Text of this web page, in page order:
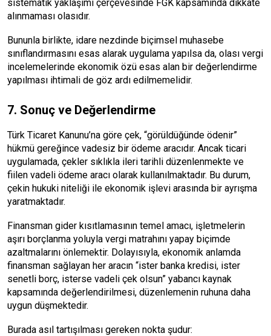
sistematik yaklaşımı çerçevesinde FGK kapsamında dikkate
alınmaması olasıdır.
Bununla birlikte, idare nezdinde biçimsel muhasebe
sınıflandırmasını esas alarak uygulama yapılsa da, olası vergi
incelemelerinde ekonomik özü esas alan bir değerlendirme
yapılması ihtimali de göz ardı edilmemelidir.
7. Sonuç ve Değerlendirme
Türk Ticaret Kanunu’na göre çek, “görüldüğünde ödenir”
hükmü gereğince vadesiz bir ödeme aracıdır. Ancak ticari
uygulamada, çekler sıklıkla ileri tarihli düzenlenmekte ve
fiilen vadeli ödeme aracı olarak kullanılmaktadır. Bu durum,
çekin hukuki niteliği ile ekonomik işlevi arasında bir ayrışma
yaratmaktadır.
Finansman gider kısıtlamasının temel amacı, işletmelerin
aşırı borçlanma yoluyla vergi matrahını yapay biçimde
azaltmalarını önlemektir. Dolayısıyla, ekonomik anlamda
finansman sağlayan her aracın “ister banka kredisi, ister
senetli borç, isterse vadeli çek olsun” yabancı kaynak
kapsamında değerlendirilmesi, düzenlemenin ruhuna daha
uygun düşmektedir.
Burada asıl tartışılması gereken nokta şudur: